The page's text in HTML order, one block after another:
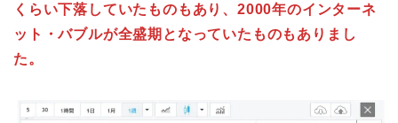
くらい下落していたものもあり、2000年のインターネ
ット・バブルが全盛期となっていたものもありまし
た。